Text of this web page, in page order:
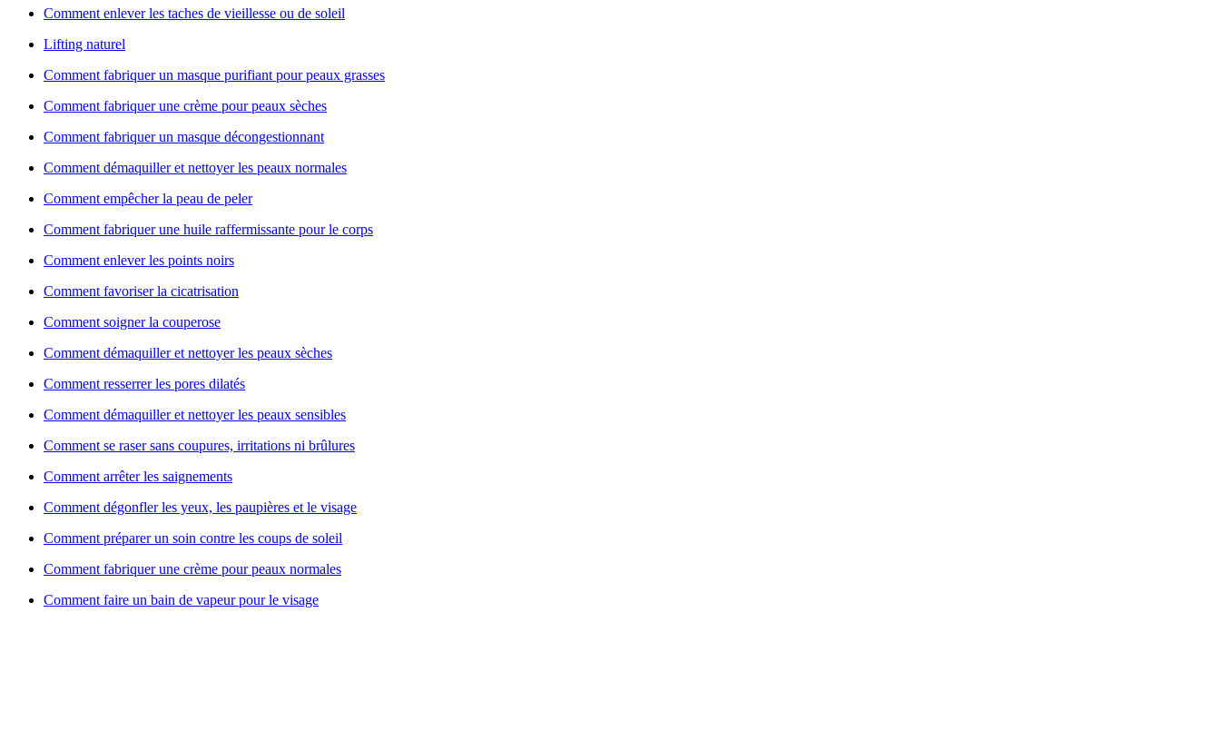
Comment enlever les taches de vieillesse ou de soleil
Lifting naturel
Comment fabriquer un masque purifiant pour peaux grasses
Comment fabriquer une crème pour peaux sèches
Comment fabriquer un masque décongestionnant
Comment démaquiller et nettoyer les peaux normales
Comment empêcher la peau de peler
Comment fabriquer une huile raffermissante pour le corps
Comment enlever les points noirs
Comment favoriser la cicatrisation
Comment soigner la couperose
Comment démaquiller et nettoyer les peaux sèches
Comment resserrer les pores dilatés
Comment démaquiller et nettoyer les peaux sensibles
Comment se raser sans coupures, irritations ni brûlures
Comment arrêter les saignements
Comment dégonfler les yeux, les paupières et le visage
Comment préparer un soin contre les coups de soleil
Comment fabriquer une crème pour peaux normales
Comment faire un bain de vapeur pour le visage